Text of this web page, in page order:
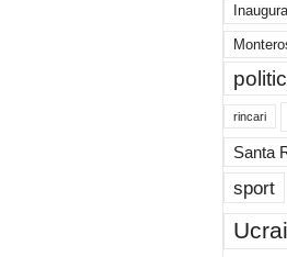
rincari
Santa
sport